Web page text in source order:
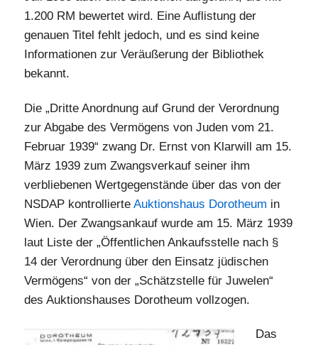
1.200 RM bewertet wird. Eine Auflistung der
genauen Titel fehlt jedoch, und es sind keine
Informationen zur Veräußerung der Bibliothek
bekannt.
Die „Dritte Anordnung auf Grund der Verordnung
zur Abgabe des Vermögens von Juden vom 21.
Februar 1939“ zwang Dr. Ernst von Klarwill am 15.
März 1939 zum Zwangsverkauf seiner ihm
verbliebenen Wertgegenstände über das von der
NSDAP kontrollierteAuktionshaus Dorotheum in
Wien. Der Zwangsankauf wurde am 15. März 1939
laut Liste der „Öffentlichen Ankaufsstelle nach §
14 der Verordnung über den Einsatz jüdischen
Vermögens“ von der „Schätzstelle für Juwelen“
des Auktionshauses Dorotheum vollzogen.
Das